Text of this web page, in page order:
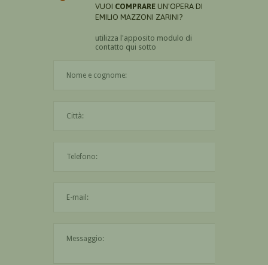
VUOI COMPRARE UN'OPERA DI
EMILIO MAZZONI ZARINI?
utilizza l'apposito modulo di
contatto qui sotto